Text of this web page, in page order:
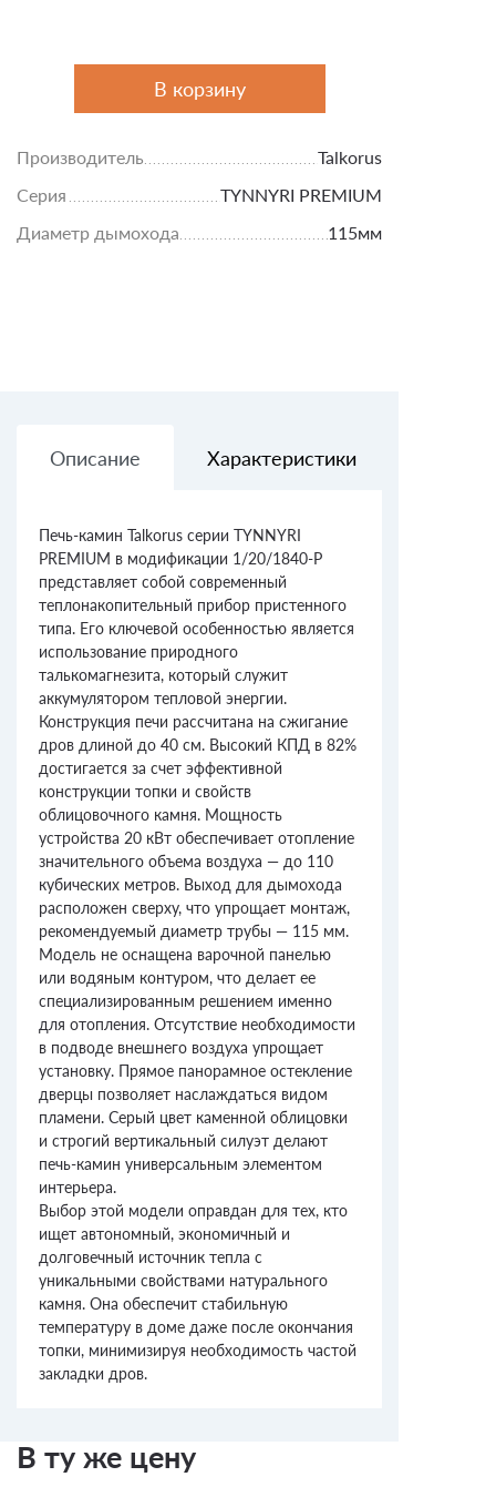
В корзину
Производитель
Talkorus
Серия
TYNNYRI PREMIUM
Диаметр дымохода
115мм
Описание Характеристики
Печь-камин Talkorus серии TYNNYRI
PREMIUM в модификации 1/20/1840-P
представляет собой современный
теплонакопительный прибор пристенного
типа. Его ключевой особенностью является
использование природного
талькомагнезита, который служит
аккумулятором тепловой энергии.
Конструкция печи рассчитана на сжигание
дров длиной до 40 см. Высокий КПД в 82%
достигается за счет эффективной
конструкции топки и свойств
облицовочного камня. Мощность
устройства 20 кВт обеспечивает отопление
значительного объема воздуха — до 110
кубических метров. Выход для дымохода
расположен сверху, что упрощает монтаж,
рекомендуемый диаметр трубы — 115 мм.
Модель не оснащена варочной панелью
или водяным контуром, что делает ее
специализированным решением именно
для отопления. Отсутствие необходимости
в подводе внешнего воздуха упрощает
установку. Прямое панорамное остекление
дверцы позволяет наслаждаться видом
пламени. Серый цвет каменной облицовки
и строгий вертикальный силуэт делают
печь-камин универсальным элементом
интерьера.
Выбор этой модели оправдан для тех, кто
ищет автономный, экономичный и
долговечный источник тепла с
уникальными свойствами натурального
камня. Она обеспечит стабильную
температуру в доме даже после окончания
топки, минимизируя необходимость частой
закладки дров.
В ту же цену